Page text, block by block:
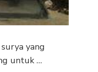
yang
untuk …